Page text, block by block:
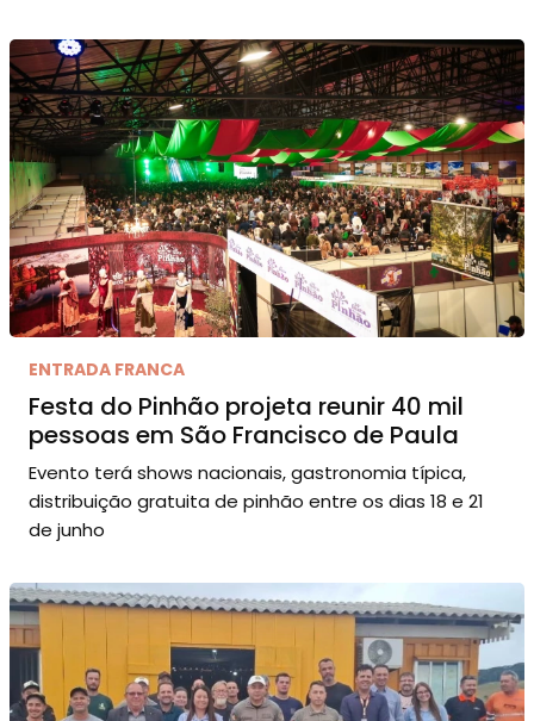
ENTRADA FRANCA
Festa do Pinhão projeta reunir 40 mil
pessoas em São Francisco de Paula
Evento terá shows nacionais, gastronomia típica,
distribuição gratuita de pinhão entre os dias 18 e 21
de junho